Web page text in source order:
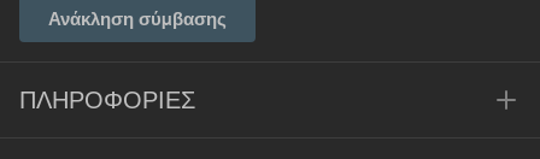
Ανάκληση σύμβασης
ΠΛΗΡΟΦΟΡΊΕΣ